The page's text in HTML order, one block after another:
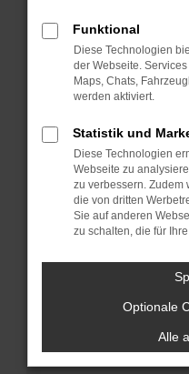
Internetverbindung.
Laden andere
Suchmaschine?
Prüfe deine
das Laden
Funktioniert die
oder in einem
Starte dein Gerät
Das kann
Probleme zu
Stelle sicher, dass
Betriebssystem auf
Veraltete Software
dass bestimmte
Funktional
Diese Technologien
der Webseite.
Maps, Chats,
werden aktiviert.
Statistik und
Diese Technologien
Webseite zu
zu verbessern. Zudem
die von dritten
Sie auf anderen
zu schalten, die für
Optionale
Alle